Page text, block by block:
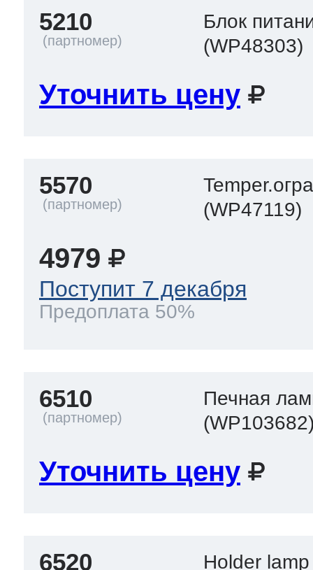
5210
Блок
(WP48303)
Уточнить цену
5570
(WP47119)
4979
Поступит 7 декабря
Предоплата 50%
6510
Печная
Уточнить цену
6520 Holder